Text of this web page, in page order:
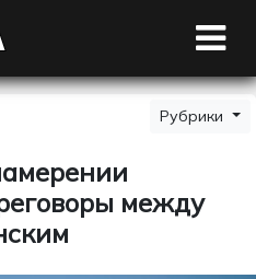
Рубрики
между